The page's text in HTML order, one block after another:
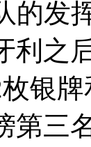
发
利之
银
第三